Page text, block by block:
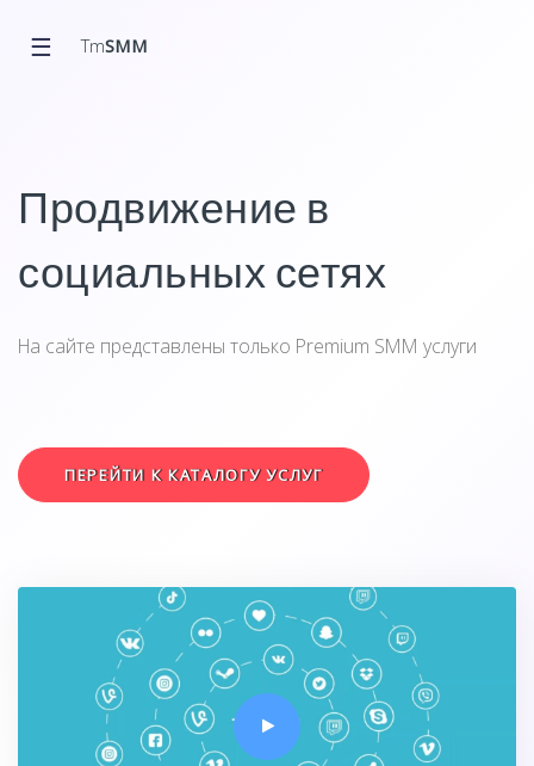
☰ TmSMM
Продвижение в
социальных сетях
На сайте представлены только Premium SMM услуги
ПЕРЕЙТИ К КАТАЛОГУ УСЛУГ